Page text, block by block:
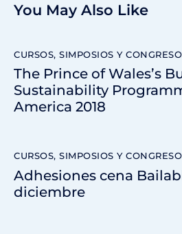
You May Also Like
CURSOS, SIMPOSIOS Y
The Prince of Wales’s
Sustainability
America 2018
CURSOS, SIMPOSIOS Y
Adhesiones cena
diciembre